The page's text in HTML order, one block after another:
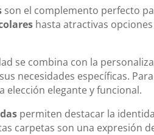
son el complemento perfecto
hasta atractivas opciones
se combina con la
necesidades específicas.
elección elegante y funcional.
permiten destacar la
carpetas son una expresión